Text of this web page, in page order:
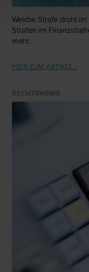
Welche Strafe droht
Strafen im
mehr.
HIER ZUM ARTIKEL ›